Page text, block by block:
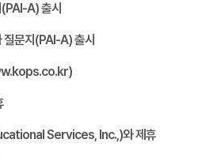
A) 출시
질문지(PAI-A) 출시
Services, Inc.,)와 제휴